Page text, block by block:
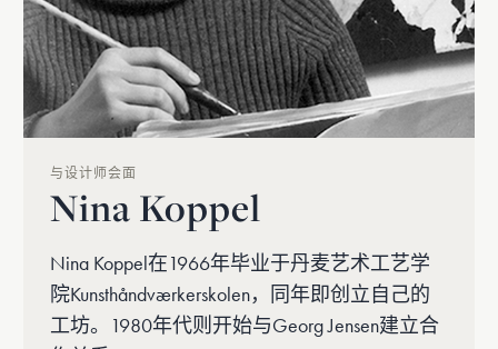
与设计师会面
Nina Koppel
Nina Koppel在1966年毕业于丹麦艺术工艺学
院Kunsthåndværkerskolen，同年即创立自己的
工坊。1980年代则开始与Georg Jensen建立合